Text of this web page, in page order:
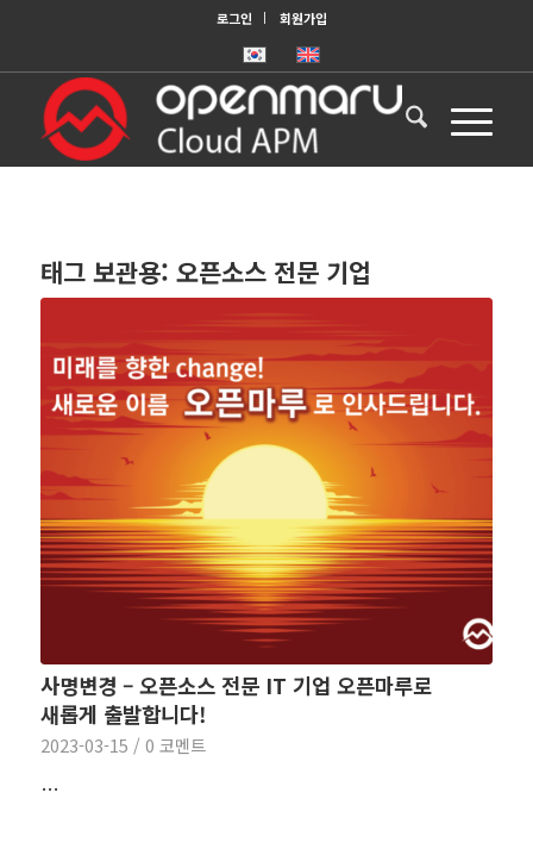
로그인 회원가입
태그 보관용: 오픈소스 전문 기업
사명변경 – 오픈소스 전문 IT 기업 오픈마루로
새롭게 출발합니다!
2023-03-15 / 0 코멘트
…